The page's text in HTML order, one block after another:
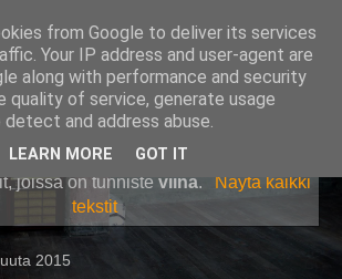
joissa on tunnisteviina.
Näytä kaikki
tekstit
2015
from Google to deliver its services
Your IP address and user-agent are
along with performance and security
quality of service, generate usage
and address abuse.
LEARN MORE GOT IT